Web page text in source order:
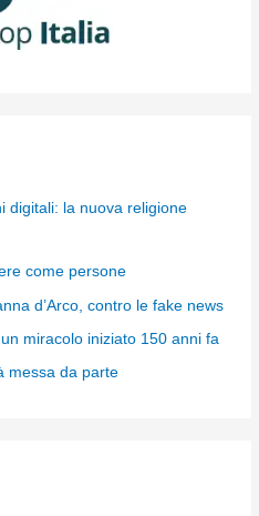
digitali: la nuova religione
come persone
d’Arco, contro le fake news
miracolo iniziato 150 anni fa
messa da parte